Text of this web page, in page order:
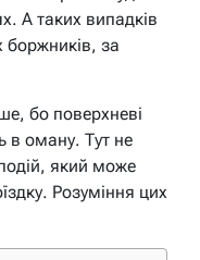
А таких випадків
боржників, за
бо поверхневі
в оману. Тут не
який може
Розуміння цих